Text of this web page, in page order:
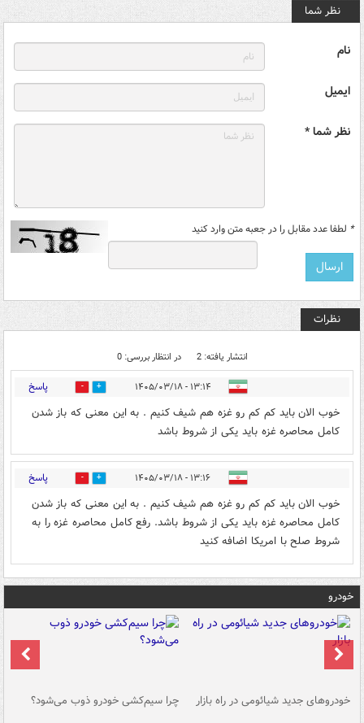
نظر شما
نام
ایمیل
نظر شما *
* لطفا عدد مقابل را در جعبه متن وارد کنید
نظرات
انتشار یافته: 2 در انتظار بررسی: 0
۱۳:۱۴ - ۱۴۰۵/۰۳/۱۸ 1 پاسخ
خوب الان باید کم کم رو غزه هم شیف کنیم . به این معنی که باز شدن
کامل محاصره غزه باید یکی از شروط باشد
۱۳:۱۶ - ۱۴۰۵/۰۳/۱۸ 1 پاسخ
خوب الان باید کم کم رو غزه هم شیف کنیم . به این معنی که باز شدن
کامل محاصره غزه باید یکی از شروط باشد. رفع کامل محاصره غزه را به
شروط صلح با امریکا اضافه کنید
خودرو
خودروهای جدید شیائومی در راه بازار چرا سیم‌کشی خودرو ذوب می‌شود؟